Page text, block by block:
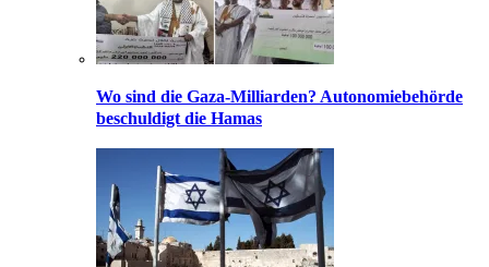
Wo sind die Gaza-Milliarden? Autonomiebehörde
beschuldigt die Hamas